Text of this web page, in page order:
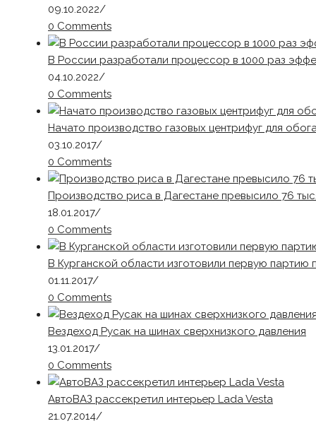
09.10.2022/
0 Comments
В России разработали процессор в 1000 раз
04.10.2022/
0 Comments
Начато производство газовых центрифуг для
03.10.2017/
0 Comments
Производство риса в Дагестане превысило 76
18.01.2017/
0 Comments
В Курганской области изготовили первую
01.11.2017/
0 Comments
Вездеход Русак на шинах сверхнизкого давления
13.01.2017/
0 Comments
АвтоВАЗ рассекретил интерьер Lada Vesta
21.07.2014/